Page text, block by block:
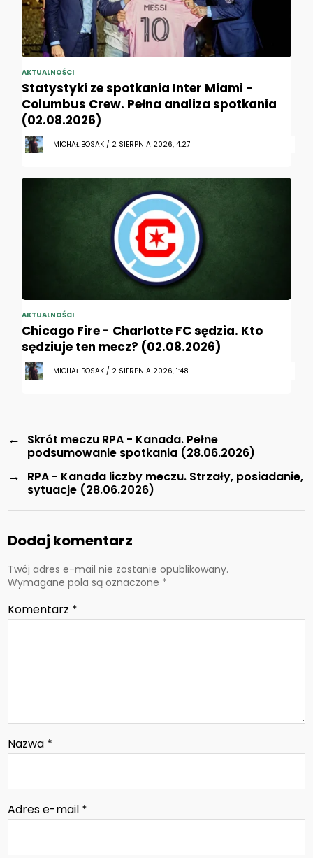
AKTUALNOŚCI
Statystyki ze spotkania Inter Miami -
Columbus Crew. Pełna analiza spotkania
(02.08.2026)
MICHAŁ BOSAK / 2 SIERPNIA 2026, 4:27
AKTUALNOŚCI
Chicago Fire - Charlotte FC sędzia. Kto
sędziuje ten mecz? (02.08.2026)
MICHAŁ BOSAK / 2 SIERPNIA 2026, 1:48
←
Skrót meczu RPA - Kanada. Pełne
podsumowanie spotkania (28.06.2026)
→
RPA - Kanada liczby meczu. Strzały, posiadanie,
sytuacje (28.06.2026)
Dodaj komentarz
Twój adres e-mail nie zostanie opublikowany.
Wymagane pola są oznaczone *
Komentarz *
Nazwa *
Adres e-mail *